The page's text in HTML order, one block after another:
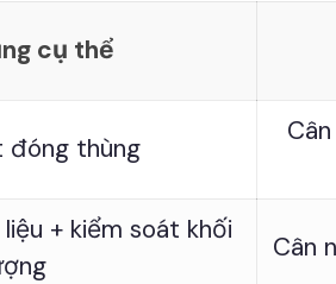
cụ thể
đóng thùng
+ kiểm soát khối
Cân